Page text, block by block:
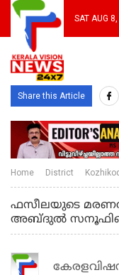
SAT AUG
Share this Article
Home District
ഫസീലയുടെ
അബ്ദുല്‍ സനൂഫിനെ